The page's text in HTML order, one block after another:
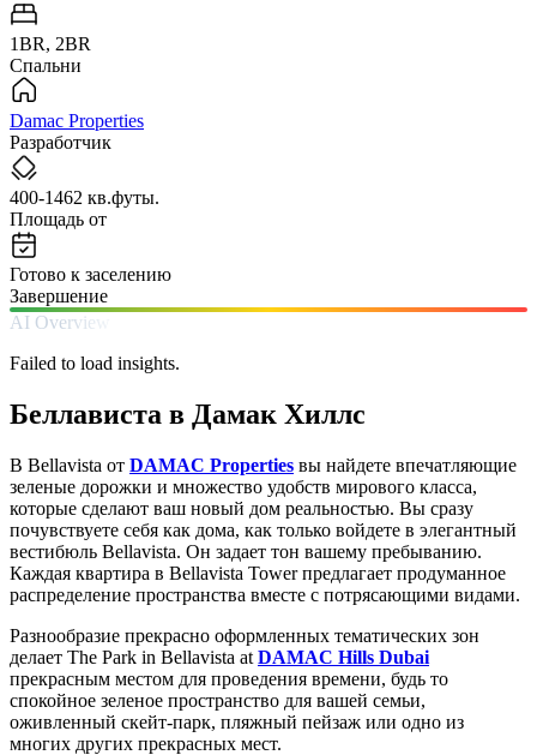
1BR, 2BR
Спальни
Damac Properties
Разработчик
400-1462 кв.футы.
Площадь от
Готово к заселению
Завершение
AI Overview
Failed to load insights.
Беллависта в Дамак Хиллс
В Bellavista от DAMAC Properties вы найдете впечатляющие
зеленые дорожки и множество удобств мирового класса,
которые сделают ваш новый дом реальностью. Вы сразу
почувствуете себя как дома, как только войдете в элегантный
вестибюль Bellavista. Он задает тон вашему пребыванию.
Каждая квартира в Bellavista Tower предлагает продуманное
распределение пространства вместе с потрясающими видами.
Разнообразие прекрасно оформленных тематических зон
делает The Park in Bellavista at DAMAC Hills Dubai
прекрасным местом для проведения времени, будь то
спокойное зеленое пространство для вашей семьи,
оживленный скейт-парк, пляжный пейзаж или одно из
многих других прекрасных мест.